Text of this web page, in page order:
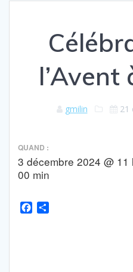
l’Avent
gmilin 21
QUAND :
3 décembre 2024 @ 11
00 min